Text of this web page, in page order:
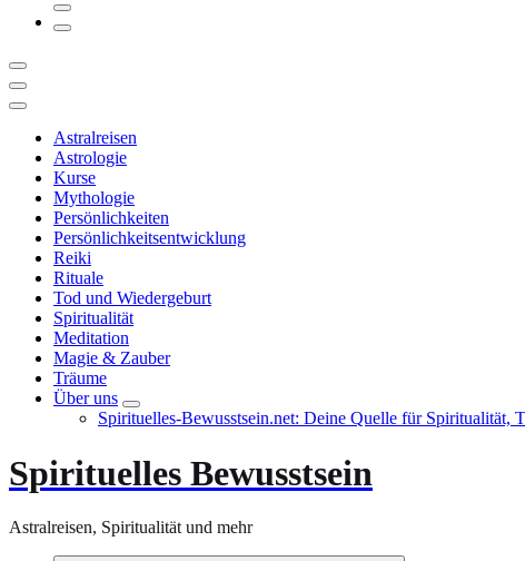
Astralreisen
Astrologie
Kurse
Mythologie
Persönlichkeiten
Persönlichkeitsentwicklung
Reiki
Rituale
Tod und Wiedergeburt
Spiritualität
Meditation
Magie & Zauber
Träume
Über uns
Spirituelles-Bewusstsein.net: Deine Quelle für Spiritualität,
Spirituelles Bewusstsein
Astralreisen, Spiritualität und mehr